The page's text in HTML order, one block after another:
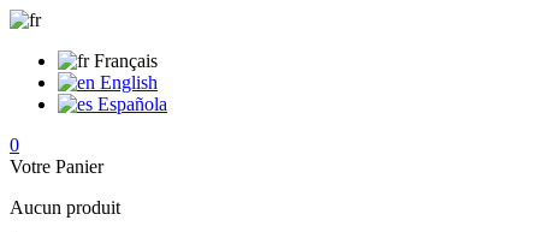
Français
English
Española
0
Votre Panier
Aucun produit